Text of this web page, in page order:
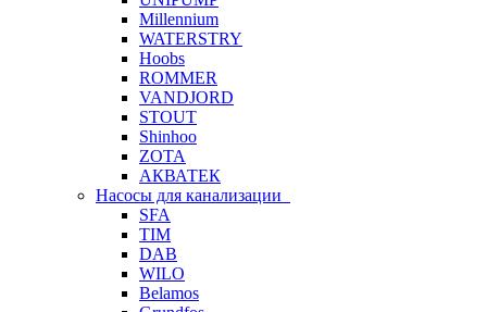
Millennium
WATERSTRY
Hoobs
ROMMER
VANDJORD
STOUT
Shinhoo
ZOTA
АКВАТЕК
Насосы для канализации
SFA
TIM
DAB
WILO
Belamos